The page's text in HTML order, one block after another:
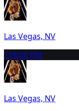
Las Vegas, NV
118:00 PM
Las Vegas, NV